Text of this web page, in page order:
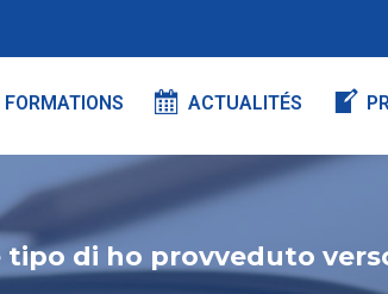
FORMATIONS ACTUALITÉS
di ho provveduto